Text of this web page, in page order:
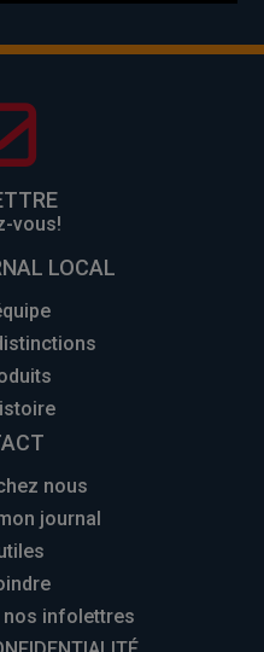
vous!
LOCAL
nous
journal
nos infolettres